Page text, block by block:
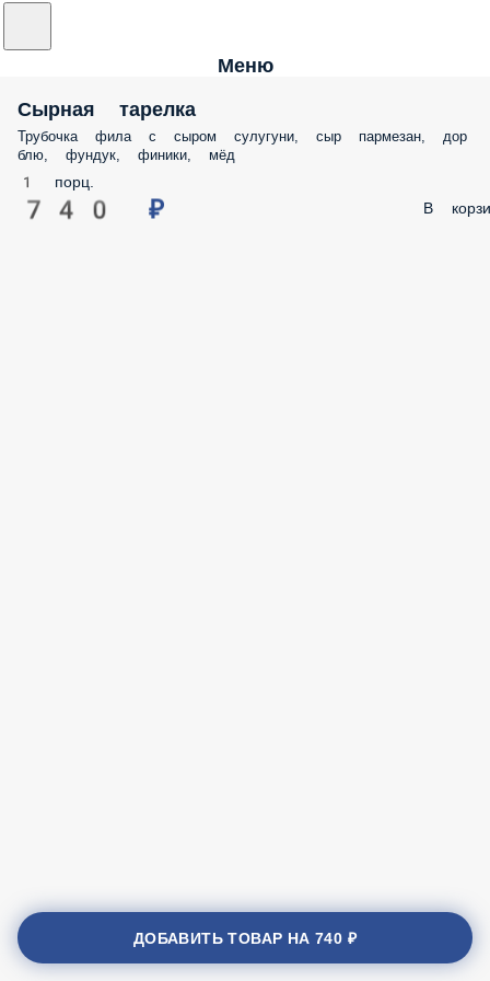
Меню
Сырная тарелка
Трубочка фила с сыром сулугуни, сыр пармезан, дор
блю, фундук, финики, мёд
1 порц.
740 ₽ В
ДОБАВИТЬ ТОВАР НА740 ₽